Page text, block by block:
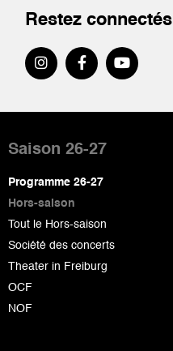
Restez connectés
de
page
Saison 26-27
Programme 26-27
Hors-saison
Tout le Hors-saison
Société des concerts
Theater in Freiburg
OCF
NOF